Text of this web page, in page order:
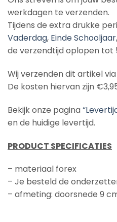
werkdagen te verzenden.
Tijdens de extra drukke
Vaderdag, Einde Schooljaar,
de verzendtijd oplopen tot
Wij verzenden dit artikel
De kosten hiervan zijn
Bekijk onze pagina
en de huidige levertijd.
PRODUCT SPECIFICATIES
– materiaal forex
– Je besteld de
– afmeting: doorsnede 9